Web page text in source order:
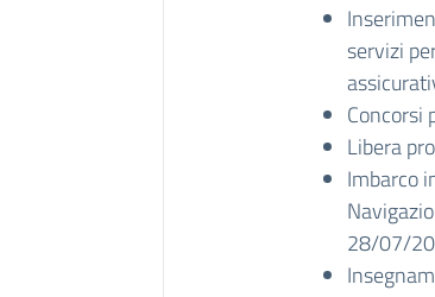
servizi
Concorsi
Libera
Imbarco
28/07/